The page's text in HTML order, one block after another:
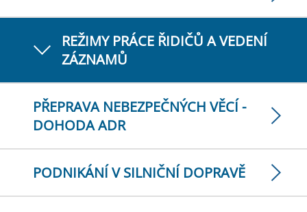
REŽIMY PRÁCE ŘIDIČŮ A VEDENÍ
ZÁZNAMŮ
PŘEPRAVA NEBEZPEČNÝCH VĚCÍ -
DOHODA ADR
PODNIKÁNÍ V SILNIČNÍ DOPRAVĚ